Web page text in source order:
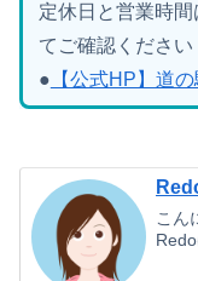
定休日と営業時
てご確認ください
● 【公式HP】道
こん